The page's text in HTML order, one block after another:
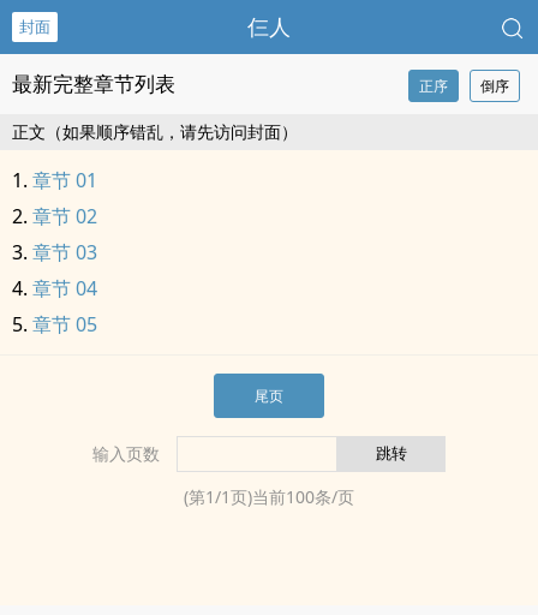
封面 仨人
最新完整章节列表 正序 倒序
正文（如果顺序错乱，请先访问封面）
章节 01
章节 02
章节 03
章节 04
章节 05
尾页
输入页数
(第1/1页)当前100条/页